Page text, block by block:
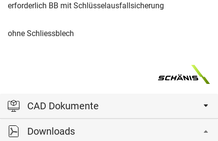
erforderlich BB mit Schlüsselausfallsicherung
ohne Schliessblech
CAD Dokumente
Bitte einloggen, um die CAD‑Dateien anzeigen und
Downloads